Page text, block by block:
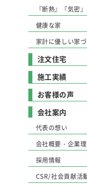
『断熱』『気密
健康な家
家計に優しい家
注文住宅
施工実績
お客様の声
会社案内
代表の想い
会社概要・企業
採用情報
CSR/社会貢献活